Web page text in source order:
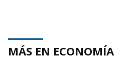
MÁS EN ECONOMÍA